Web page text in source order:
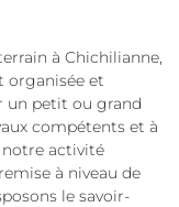
à Chichilianne,
organisée et
un petit ou grand
compétents et à
notre activité
à niveau de
le savoir-